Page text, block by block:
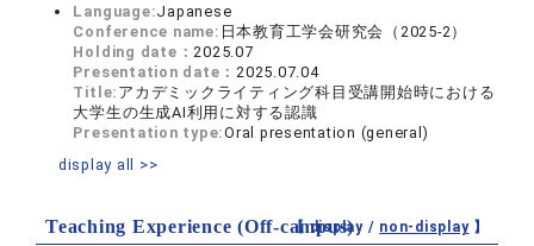
Language:Japanese
Conference name: 日本教育工学会研究会（2025-2）
Holding date： 2025.07
Presentation date： 2025.07.04
Title: アカデミックライティング科目受講開始時における
大学生の生成AI利用に対する認識
Presentation type:Oral presentation (general)
display all >>
Teaching Experience (Off-campus)
【 display / non-display】